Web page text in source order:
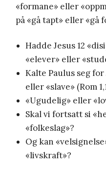
«formane» eller
på «gå tapt» eller «gå
Hadde Jesus 12
«elever» eller
Kalte Paulus seg
eller «slave» (Rom
«Ugudelig» eller
Skal vi fortsatt si
«folkeslag»?
Og kan
«livskraft»?